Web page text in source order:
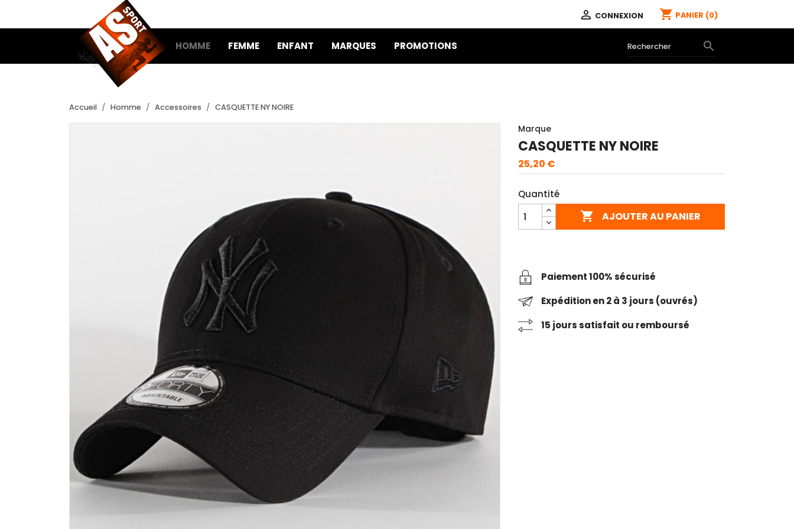
 CONNEXION shopping_cart PANIER (0)
HOMME FEMME ENFANT MARQUES PROMOTIONS 
Accueil Homme Accessoires CASQUETTE NY NOIRE
Marque
CASQUETTE NY NOIRE
25,20 €
Quantité
 AJOUTER AU PANIER
Paiement 100% sécurisé
Expédition en 2 à 3 jours (ouvrés)
15 jours satisfait ou remboursé